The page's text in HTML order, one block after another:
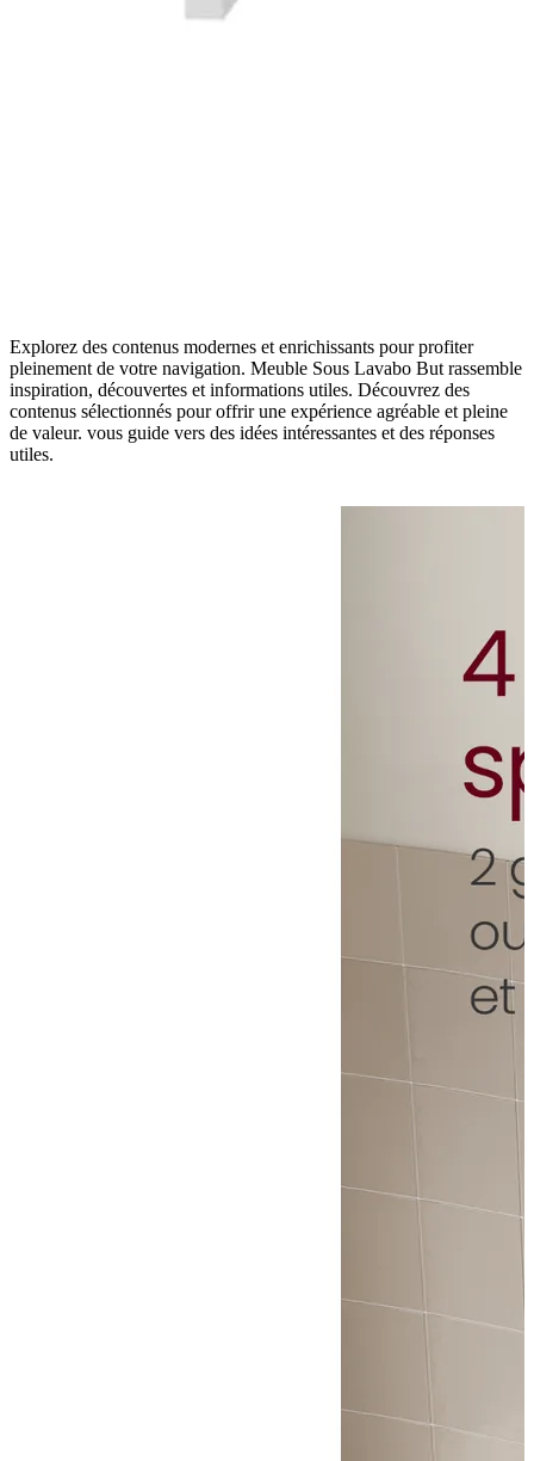
Explorez des contenus modernes et enrichissants pour profiter
pleinement de votre navigation. Meuble Sous Lavabo But rassemble
inspiration, découvertes et informations utiles. Découvrez des
contenus sélectionnés pour offrir une expérience agréable et pleine
de valeur. vous guide vers des idées intéressantes et des réponses
utiles.